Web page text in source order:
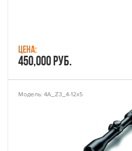
Цена:
450,000 руб.
Модель: 4A_Z3_4-12x5